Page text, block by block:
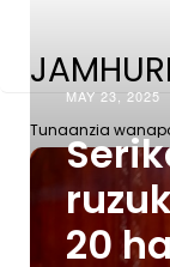
Tunaanzia
MAY 23, 2025
20